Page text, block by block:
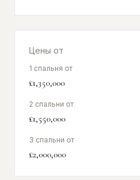
Цены от
1 спальня от
£1,350,000
2 спальни от
£1,550,000
3 спальни от
£2,000,000